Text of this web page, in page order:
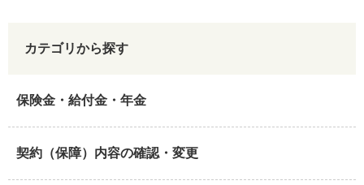
カテゴリから探す
保険金・給付金・年金
契約（保障）内容の確認・変更